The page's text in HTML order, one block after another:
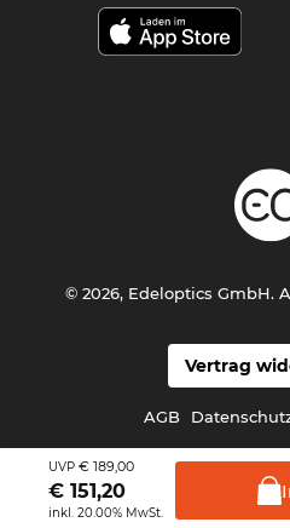
UVP € 189,00
€ 151,20
inkl. 20.00% MwSt.
Vertrag
AGB
© 2026, Edeloptics GmbH.